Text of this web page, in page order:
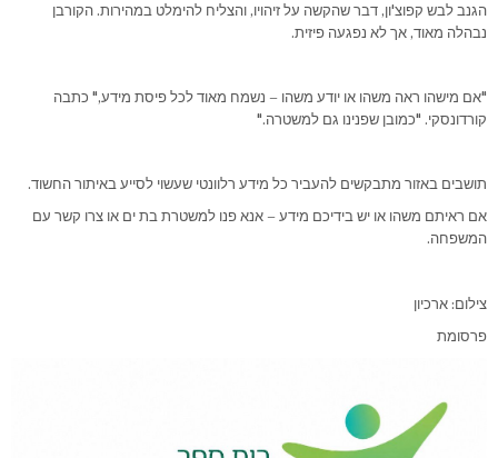
הגנב לבש קפוצ'ון, דבר שהקשה על זיהויו, והצליח להימלט במהירות. הקורבן
נבהלה מאוד, אך לא נפגעה פיזית.
"אם מישהו ראה משהו או יודע משהו – נשמח מאוד לכל פיסת מידע," כתבה
קורדונסקי. "כמובן שפנינו גם למשטרה."
תושבים באזור מתבקשים להעביר כל מידע רלוונטי שעשוי לסייע באיתור החשוד.
אם ראיתם משהו או יש בידיכם מידע – אנא פנו למשטרת בת ים או צרו קשר עם
המשפחה.
צילום: ארכיון
פרסומת